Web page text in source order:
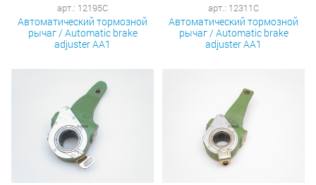
арт.: 12195C
Автоматический тормозной
рычаг / Automatic brake
adjuster AA1
арт.: 12311C
Автоматический тормозной
рычаг / Automatic brake
adjuster AA1